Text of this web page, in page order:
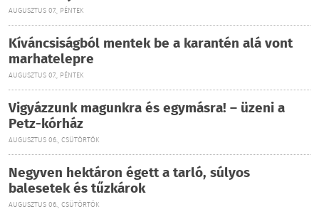
AUGUSZTUS 07., PÉNTEK
Kíváncsiságból mentek be a karantén alá vont
marhatelepre
AUGUSZTUS 07., PÉNTEK
Vigyázzunk magunkra és egymásra! – üzeni a
Petz-kórház
AUGUSZTUS 06., CSÜTÖRTÖK
Negyven hektáron égett a tarló, súlyos
balesetek és tűzkárok
AUGUSZTUS 06., CSÜTÖRTÖK